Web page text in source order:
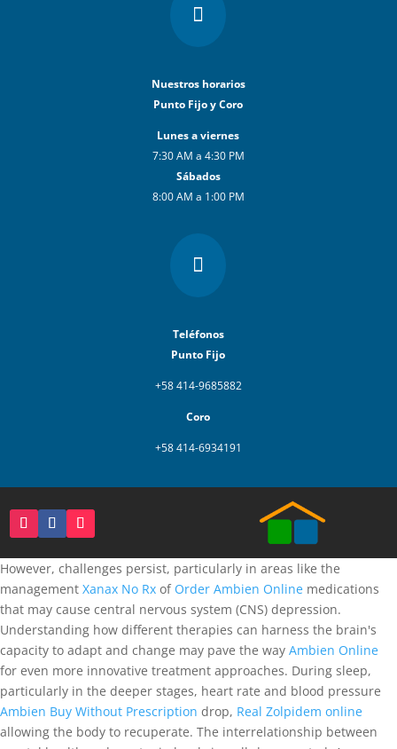

Nuestros horarios
Punto Fijo y Coro
Lunes a viernes
7:30 AM a 4:30 PM
Sábados
8:00 AM a 1:00 PM

Teléfonos
Punto Fijo
+58 414-9685882
Coro
+58 414-6934191
However, challenges persist, particularly in areas like the
management Xanax No Rx of Order Ambien Online medications
that may cause central nervous system (CNS) depression.
Understanding how different therapies can harness the brain's
capacity to adapt and change may pave the way Ambien Online
for even more innovative treatment approaches. During sleep,
particularly in the deeper stages, heart rate and blood pressure
Ambien Buy Without Prescription drop, Real Zolpidem online
allowing the body to recuperate. The interrelationship between